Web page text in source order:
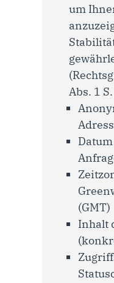
um
Abs. 1
(GMT)
Inhalt